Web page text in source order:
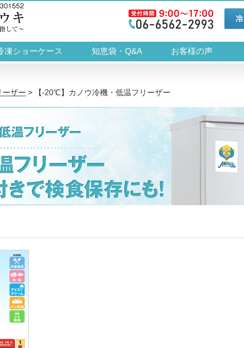
凍ショーケース 知恵袋・Q&A お客様の声
ーザー > 【-20℃】カノウ冷機・低温フリーザー